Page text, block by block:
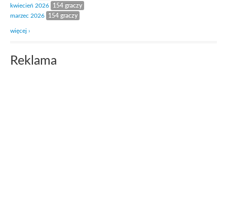
kwiecień 2026
154 graczy
marzec 2026
154 graczy
więcej ›
Reklama